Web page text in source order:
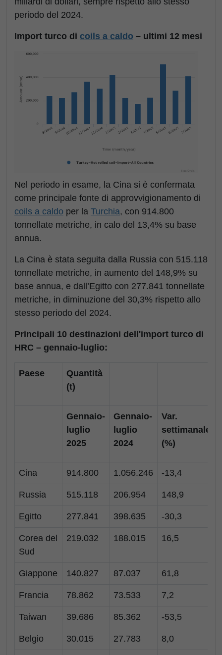
periodo del 2024.
Import turco di coils a caldo – ultimi 12 mesi
Nel periodo in esame, la Cina si è confermata
come principale fonte di approvvigionamento di
coils a caldo per la Turchia, con 914.800
tonnellate metriche, in calo del 13,4% su base
annua.
La Cina è stata seguita dalla Russia con 515.118
tonnellate metriche, in aumento del 148,9% su
base annua, e dall’Egitto con 277.841 tonnellate
metriche, in diminuzione del 30,3% rispetto allo
stesso periodo del 2024.
Principali 10 destinazioni dell'import turco di
HRC – gennaio-luglio:
Paese
Quantità
(t)
Gennaio-
luglio
2025
Gennaio-
luglio
2024
Var.
settimanale
(%)
Cina 914.800 1.056.246 -13,4
Russia 515.118 206.954 148,9
Egitto 277.841 398.635 -30,3
Corea del
Sud
219.032 188.015 16,5
Giappone 140.827 87.037 61,8
Francia 78.862 73.533 7,2
Taiwan 39.686 85.362 -53,5
Belgio 30.015 27.783 8,0